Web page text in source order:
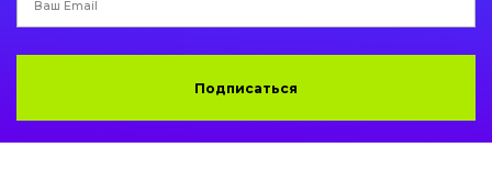
Пальци и втулки
Двигатель
Подписаться